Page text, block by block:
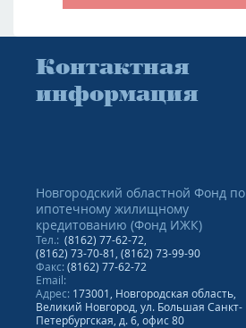
Контактная
информация
Новгородский областной Фонд по
ипотечному жилищному
кредитованию (Фонд ИЖК)
Тел.: (8162) 77-62-72,
(8162) 73-70-81, (8162) 73-99-90
Факс: (8162) 77-62-72
Email:
Адрес: 173001, Новгородская область,
Великий Новгород, ул. Большая Санкт-
Петербургская, д. 6, офис 80